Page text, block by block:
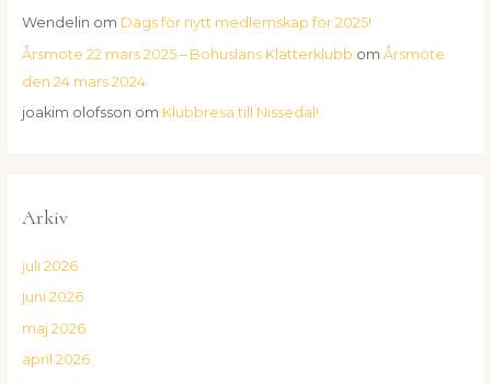
Wendelin om Dags för nytt medlemskap för 2025!
Årsmöte 22 mars 2025 – Bohusläns Klätterklubb om Årsmöte
den 24 mars 2024
joakim olofsson om Klubbresa till Nissedal!
Arkiv
juli 2026
juni 2026
maj 2026
april 2026